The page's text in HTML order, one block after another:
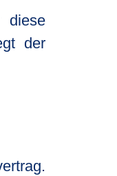
diese
der